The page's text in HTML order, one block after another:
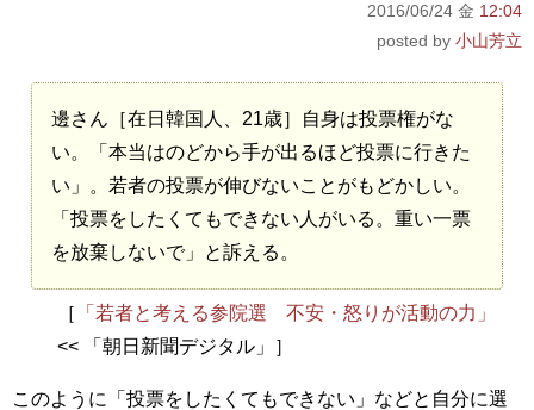
2016/06/24 金 12:04
小山芳立
邊さん［在日韓国人、21歳］自身は投票権がな
い。「本当はのどから手が出るほど投票に行きた
い」。若者の投票が伸びないことがもどかしい。
「投票をしたくてもできない人がいる。重い一票
を放棄しないで」と訴える。
［
「若者と考える参院選 不安・怒りが活動の力」
<< 「朝日新聞デジタル」］
このように「投票をしたくてもできない」などと自分に選